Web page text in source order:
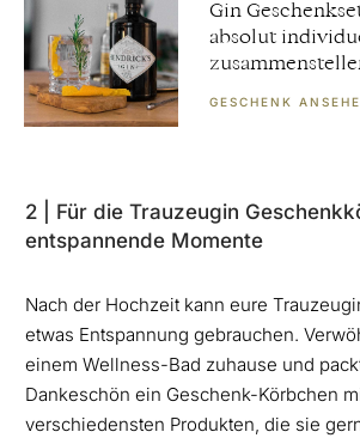
Gin
absolut
GESCHENK
2 | Für die Trauzeugin
entspannende Momente
Nach der Hochzeit kann eure
etwas Entspannung gebrauchen.
einem Wellness-Bad zuhause und
Dankeschön ein Geschenk-Körbchen
verschiedensten Produkten, die sie